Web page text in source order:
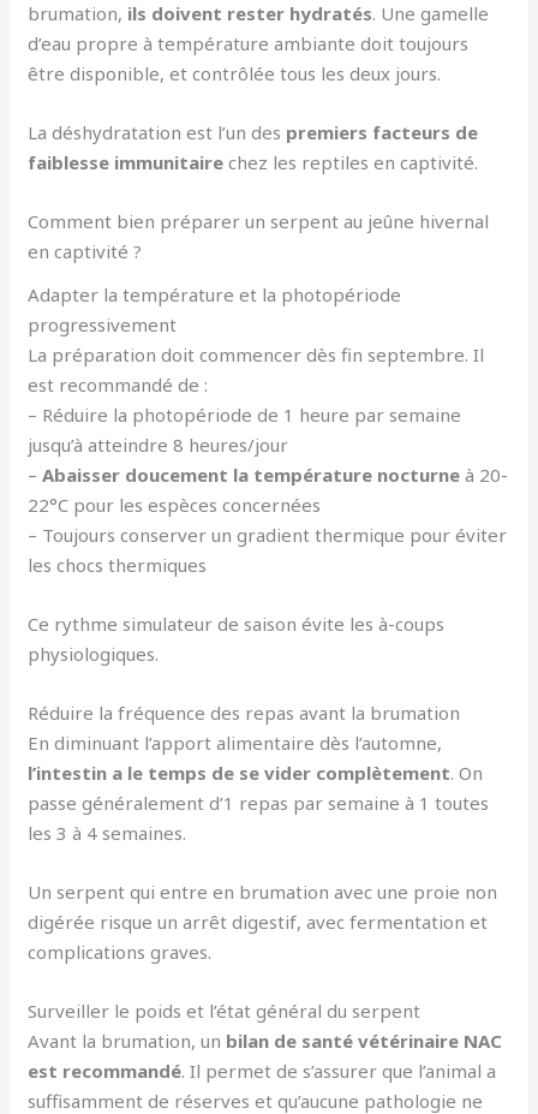
brumation, ils doivent rester hydratés. Une gamelle
d’eau propre à température ambiante doit toujours
être disponible, et contrôlée tous les deux jours.
La déshydratation est l’un des premiers facteurs de
faiblesse immunitaire chez les reptiles en captivité.
Comment bien préparer un serpent au jeûne hivernal
en captivité ?
Adapter la température et la photopériode
progressivement
La préparation doit commencer dès fin septembre. Il
est recommandé de :
– Réduire la photopériode de 1 heure par semaine
jusqu’à atteindre 8 heures/jour
–Abaisser doucement la température nocturne à 20-
22°C pour les espèces concernées
– Toujours conserver un gradient thermique pour éviter
les chocs thermiques
Ce rythme simulateur de saison évite les à-coups
physiologiques.
Réduire la fréquence des repas avant la brumation
En diminuant l’apport alimentaire dès l’automne,
l’intestin a le temps de se vider complètement. On
passe généralement d’1 repas par semaine à 1 toutes
les 3 à 4 semaines.
Un serpent qui entre en brumation avec une proie non
digérée risque un arrêt digestif, avec fermentation et
complications graves.
Surveiller le poids et l’état général du serpent
Avant la brumation, un bilan de santé vétérinaire NAC
est recommandé. Il permet de s’assurer que l’animal a
suffisamment de réserves et qu’aucune pathologie ne